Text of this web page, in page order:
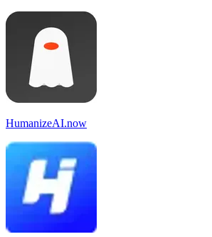
HumanizeAI.now